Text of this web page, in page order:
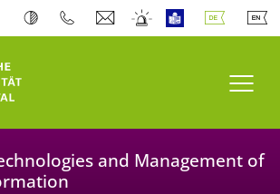
and Management of